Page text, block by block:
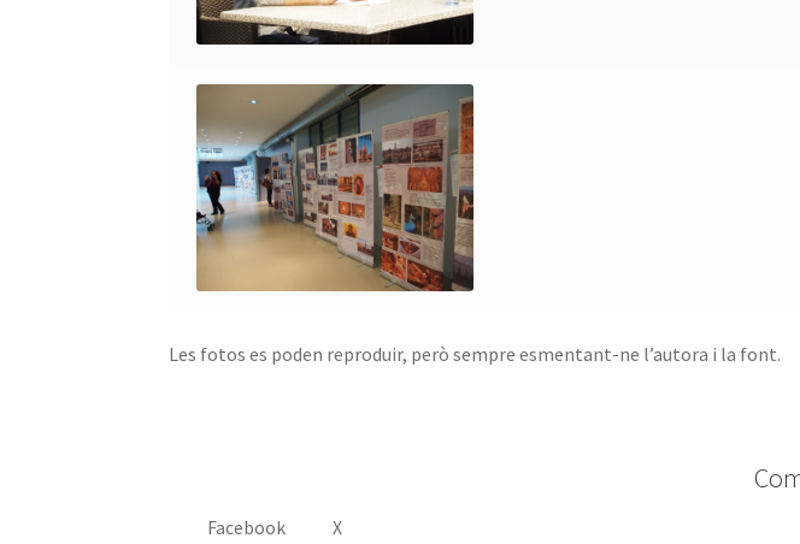
Les fotos es poden reproduir, però sempre esmentant-ne l’autora i la font.
Facebook X